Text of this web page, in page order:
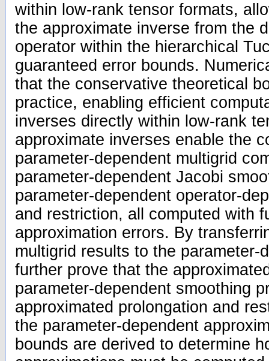
within low-rank tensor formats,
the approximate inverse from the
operator within the hierarchical
guaranteed error bounds.
that the conservative theoretical
practice, enabling efficient
inverses directly within low-rank
approximate inverses enable the
parameter-dependent multigrid
parameter-dependent Jacobi
parameter-dependent operator-
and restriction, all computed with
approximation errors. By
multigrid results to the parameter-
further prove that the
parameter-dependent smoothing
approximated prolongation and
the parameter-dependent
bounds are derived to determine